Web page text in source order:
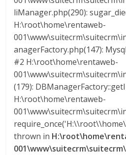
liManager.php(290):
H:\root\home\rentaweb-
anagerFactory.php(147):
#2 H:\root\home\rentaweb-
(179):
H:\root\home\rentaweb-
thrown in